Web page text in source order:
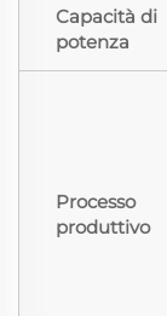
Capacità di
potenza
Processo
produttivo